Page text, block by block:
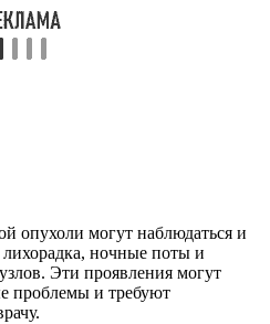
опухоли могут наблюдаться и
ночные поты и
Эти проявления могут
проблемы и требуют